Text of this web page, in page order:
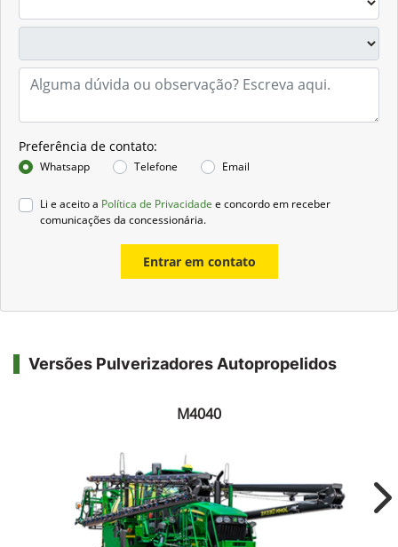
Preferência de contato:
Whatsapp Telefone Email
Li e aceito a Política de Privacidade e concordo em receber
comunicações da concessionária.
Entrar em contato
Versões Pulverizadores Autopropelidos
M4040